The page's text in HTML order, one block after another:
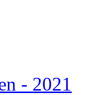
- 2021